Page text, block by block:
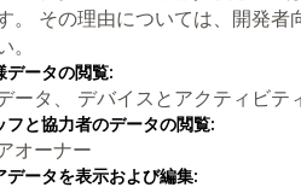
。 その理由については、開発者
。
データの閲覧:
ータ、 デバイスとアクティビテ
フと協力者のデータの閲覧:
オーナー
データを表示および編集: